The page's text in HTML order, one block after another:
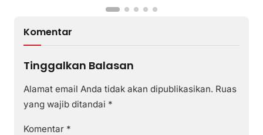
Komentar
Tinggalkan Balasan
Alamat email Anda tidak akan dipublikasikan. Ruas
yang wajib ditandai *
Komentar *